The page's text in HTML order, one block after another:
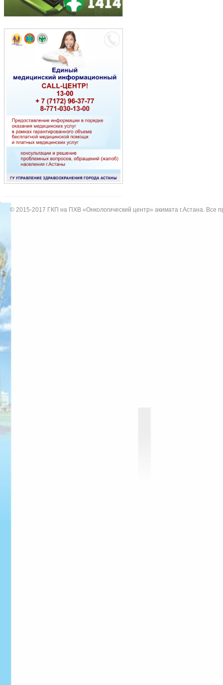
© 2015-2017 ГКП на ПХВ «Онкологический центр» акимата г.Астана . Все